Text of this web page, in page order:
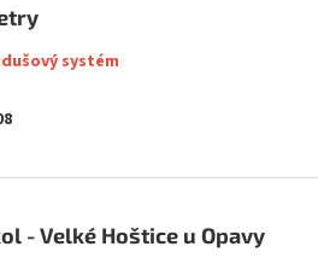
systém
- Velké Hoštice u Opavy